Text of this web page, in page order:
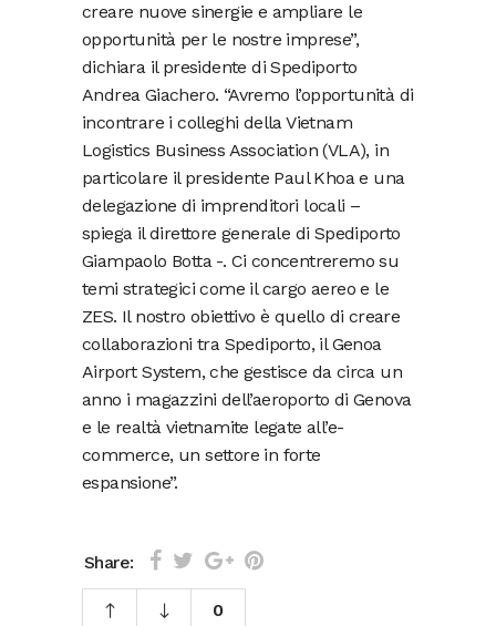
creare nuove sinergie e ampliare le
opportunità per le nostre imprese”,
dichiara il presidente di Spediporto
Andrea Giachero. “Avremo l’opportunità di
incontrare i colleghi della Vietnam
Logistics Business Association (VLA), in
particolare il presidente Paul Khoa e una
delegazione di imprenditori locali –
spiega il direttore generale di Spediporto
Giampaolo Botta -. Ci concentreremo su
temi strategici come il cargo aereo e le
ZES. Il nostro obiettivo è quello di creare
collaborazioni tra Spediporto, il Genoa
Airport System, che gestisce da circa un
anno i magazzini dell’aeroporto di Genova
e le realtà vietnamite legate all’e-
commerce, un settore in forte
espansione”.
Share:
0